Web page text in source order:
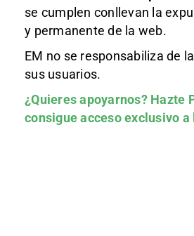
se cumplen conllevan la
y permanente de la web.
EM no se responsabiliza de
sus usuarios.
¿Quieres apoyarnos? Hazte
consigue acceso exclusivo a